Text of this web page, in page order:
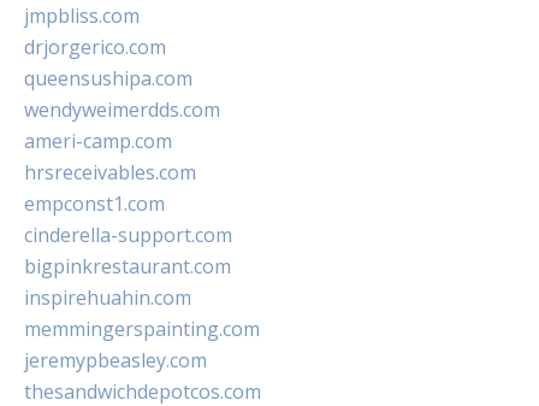
jmpbliss.com
drjorgerico.com
queensushipa.com
wendyweimerdds.com
ameri-camp.com
hrsreceivables.com
empconst1.com
cinderella-support.com
bigpinkrestaurant.com
inspirehuahin.com
memmingerspainting.com
jeremypbeasley.com
thesandwichdepotcos.com